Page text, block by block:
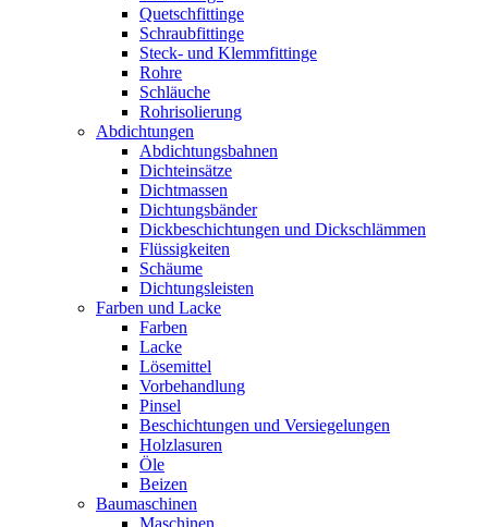
Quetschfittinge
Schraubfittinge
Steck- und Klemmfittinge
Rohre
Schläuche
Rohrisolierung
Abdichtungen
Abdichtungsbahnen
Dichteinsätze
Dichtmassen
Dichtungsbänder
Dickbeschichtungen und Dickschlämmen
Flüssigkeiten
Schäume
Dichtungsleisten
Farben und Lacke
Farben
Lacke
Lösemittel
Vorbehandlung
Pinsel
Beschichtungen und Versiegelungen
Holzlasuren
Öle
Beizen
Baumaschinen
Maschinen